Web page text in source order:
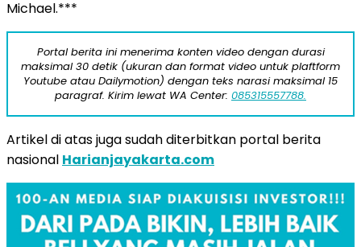
Michael.***
Portal berita ini menerima konten video dengan durasi
maksimal 30 detik (ukuran dan format video untuk plaftform
Youtube atau Dailymotion) dengan teks narasi maksimal 15
paragraf. Kirim lewat WA Center: 085315557788.
Artikel di atas juga sudah diterbitkan portal berita
nasional Harianjayakarta.com